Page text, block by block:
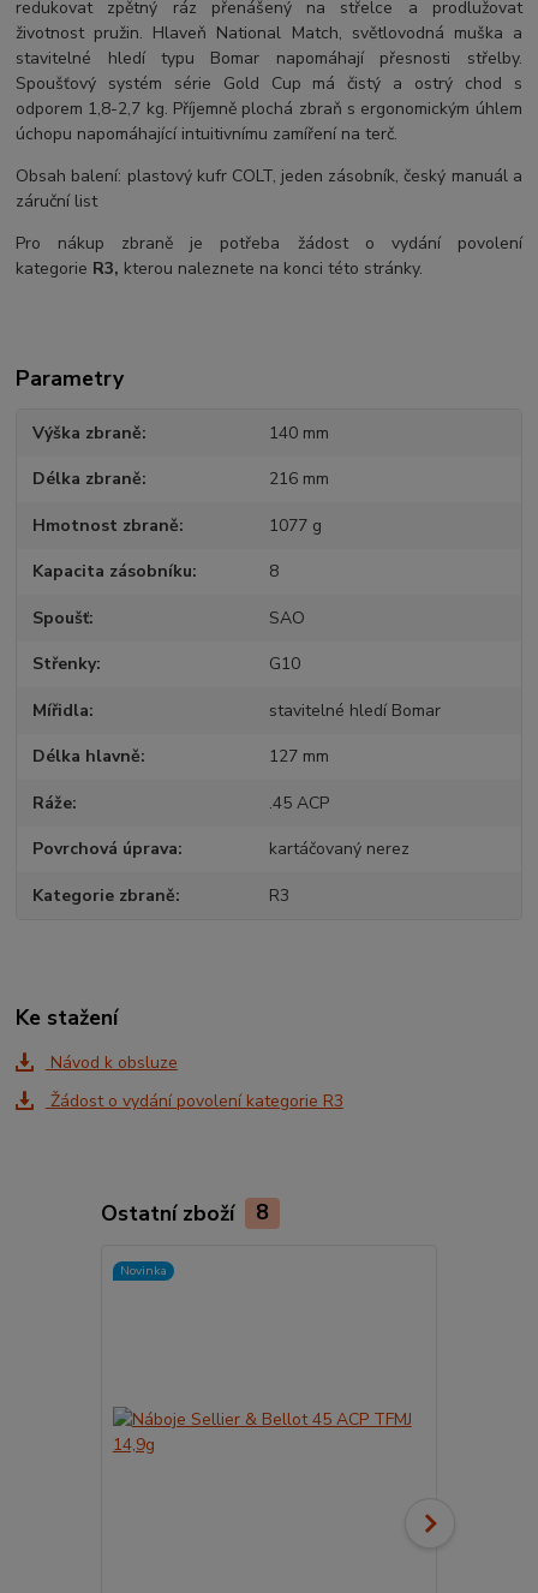
redukovat zpětný ráz přenášený na střelce a prodlužovat
životnost pružin. Hlaveň National Match, světlovodná muška a
stavitelné hledí typu Bomar napomáhají přesnosti střelby.
Spoušťový systém série Gold Cup má čistý a ostrý chod s
odporem 1,8-2,7 kg. Příjemně plochá zbraň s ergonomickým úhlem
úchopu napomáhající intuitivnímu zamíření na terč.
Obsah balení: plastový kufr COLT, jeden zásobník, český manuál a
záruční list
Pro nákup zbraně je potřeba žádost o vydání povolení
kategorie R3, kterou naleznete na konci této stránky.
Parametry
Výška zbraně 140 mm
Délka zbraně 216 mm
Hmotnost zbraně 1077 g
Kapacita zásobníku 8
Spoušť SAO
Střenky G10
Mířidla stavitelné hledí Bomar
Délka hlavně 127 mm
Ráže .45 ACP
Povrchová úprava kartáčovaný nerez
Kategorie zbraně R3
Ke stažení
Návod k obsluze
Žádost o vydání povolení kategorie R3
Ostatní zboží 8
Novinka